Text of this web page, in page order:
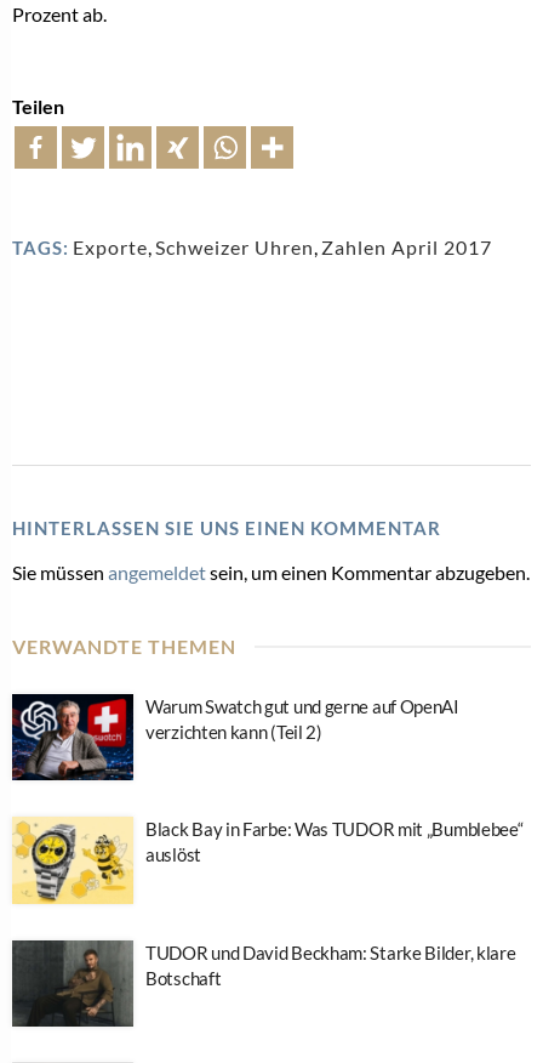
Prozent ab.
Teilen
TAGS: Exporte,Schweizer Uhren, Zahlen April 2017
HINTERLASSEN SIE UNS EINEN KOMMENTAR
Sie müssen angemeldetsein, um einen Kommentar abzugeben.
VERWANDTE THEMEN
Warum Swatch gut und gerne auf OpenAI
verzichten kann (Teil 2)
Black Bay in Farbe: Was TUDOR mit „Bumblebee“
auslöst
TUDOR und David Beckham: Starke Bilder, klare
Botschaft